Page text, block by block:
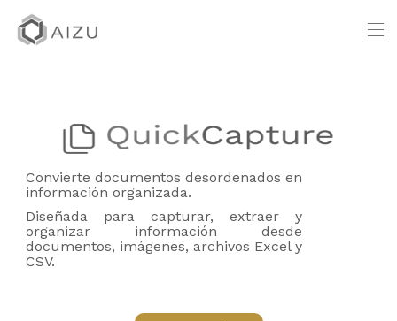
Convierte documentos desordenados en
información organizada.
Diseñada para capturar, extraer y
organizar información desde
documentos, imágenes, archivos Excel y
CSV.